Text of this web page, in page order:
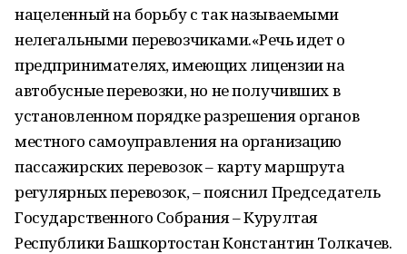
нацеленный на борьбу с так называемыми
нелегальными перевозчиками.«Речь идет о
предпринимателях, имеющих лицензии на
автобусные перевозки, но не получивших в
установленном порядке разрешения органов
местного самоуправления на организацию
пассажирских перевозок – карту маршрута
регулярных перевозок, – пояснил Председатель
Государственного Собрания – Курултая
Республики Башкортостан Константин Толкачев.